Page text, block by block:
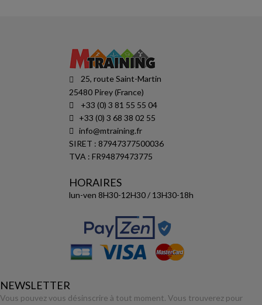
25, route Saint-Martin
25480 Pirey (France)
+33 (0) 3 81 55 55 04
+33 (0) 3 68 38 02 55
info@mtraining.fr
SIRET : 87947377500036
TVA : FR94879473775
HORAIRES
lun-ven 8H30-12H30 / 13H30-18h
NEWSLETTER
Vous pouvez vous désinscrire à tout moment. Vous trouverez pour